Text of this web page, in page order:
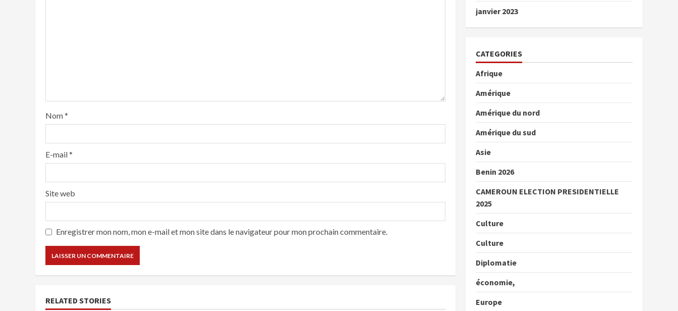
Nom*
E-mail*
Site web
Enregistrer mon nom, mon e-mail et mon site dans le navigateur pour mon prochain commentaire.
RELATED STORIES
janvier 2023
CATEGORIES
Afrique
Amérique
Amérique du nord
Amérique du sud
Asie
Benin 2026
CAMEROUN ELECTION PRESIDENTIELLE
2025
Culture
Culture
Diplomatie
économie,
Europe